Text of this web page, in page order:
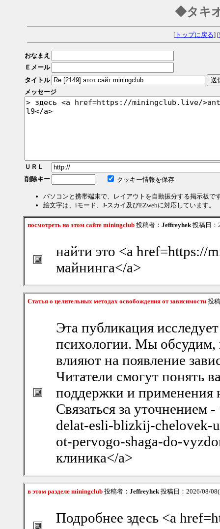
◆タキ
[トップに戻る] [
おなまえ
Ｅメール
タイトル
メッセージ
ＵＲＬ
削除キー
クッキー情報を保存
パソコンと携帯端末で、レイアウトを自動振分する掲示板で
絵文字は、iモード、J-スカイ及びEZwebに対応しています。
посмотреть на этом сайте miningclub 投稿者： Jeffreyhek投稿日：
найти это <a href=https://
майнинга</a>
Статья о целительных методах освобождения от зависимости 投
Эта публикация
психологии. Мы обсудим,
влияют на появление
Читатели смогут понять
поддержки и применения
Связаться за
delat-esli-blizkij-chelovek-
ot-pervogo-shaga-do-
клиника</a>
в этом разделе miningclub 投稿者： Jeffreyhek投稿日：2026/08/
Подробнее здесь <a